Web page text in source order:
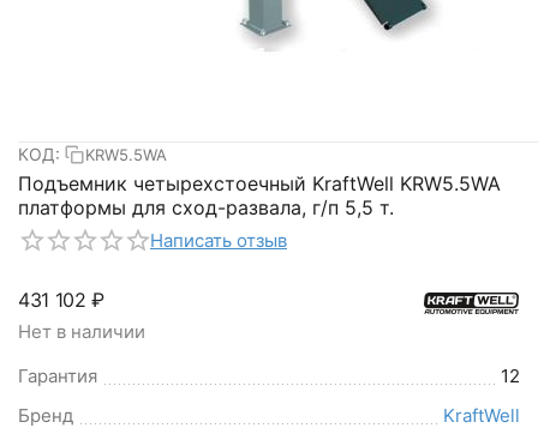
КОД: KRW5.5WA
Подъемник четырехстоечный KraftWell KRW5.5WA
платформы для сход-развала, г/п 5,5 т.
Написать отзыв
431 102 ₽
Нет в наличии
Гарантия
12
Бренд
KraftWell